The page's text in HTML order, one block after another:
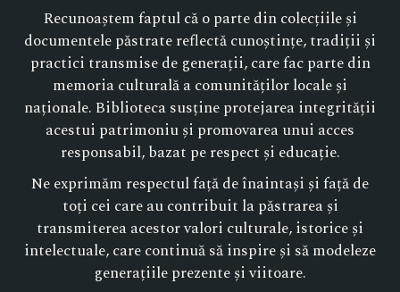
Recunoaștem faptul că o parte din colecțiile și
documentele păstrate reflectă cunoștințe, tradiții și
practici transmise de generații, care fac parte din
memoria culturală a comunităților locale și
naționale. Biblioteca susține protejarea integrității
acestui patrimoniu și promovarea unui acces
responsabil, bazat pe respect și educație.
Ne exprimăm respectul față de înaintași și față de
toți cei care au contribuit la păstrarea și
transmiterea acestor valori culturale, istorice și
intelectuale, care continuă să inspire și să modeleze
generațiile prezente și viitoare.